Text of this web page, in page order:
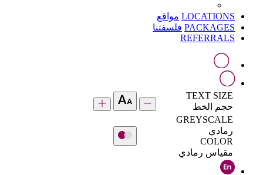
LOCATIONS مواقع
PACKAGES فلسفتنا
REFERRALS
TEXT SIZE
حجم الخط
GREYSCALE
رمادي
COLOR
مقياس رمادي